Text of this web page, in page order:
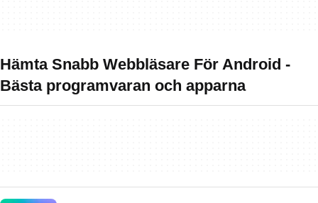
Hämta Snabb Webbläsare För Android -
Bästa programvaran och apparna